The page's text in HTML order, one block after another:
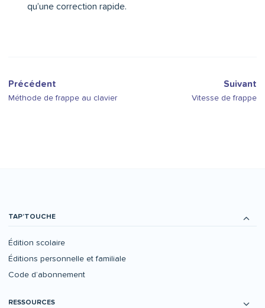
qu’une correction rapide.
Précédent
Méthode de frappe au clavier
Suivant
Vitesse de frappe
TAP’TOUCHE
Édition scolaire
Éditions personnelle et familiale
Code d’abonnement
RESSOURCES